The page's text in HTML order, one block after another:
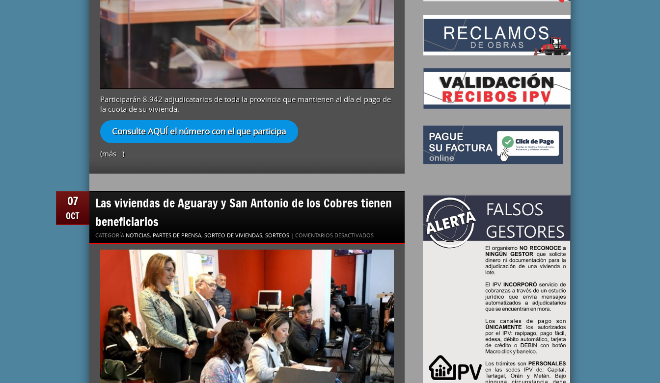
Participarán 8.942 adjudicatarios de toda la provincia que mantienen al día el pago de
la cuota de su vivienda.
Consulte AQUÍ el número con el que participa
(más…)
07
OCT
Las viviendas de Aguaray y San Antonio de los Cobres tienen
beneficiarios
CATEGORÍA NOTICIAS, PARTES DE PRENSA, SORTEO DE VIVIENDAS, SORTEOS COMENTARIOS DESACTIVADOSEN
LAS
SAN
ANTONIO
DE
LOS
COBRES
TIENEN
BENEFICIARIOS